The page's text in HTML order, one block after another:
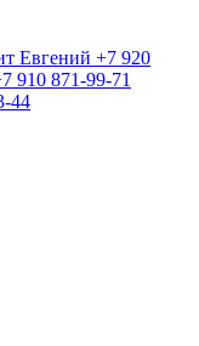
Евгений +7 920
910 871-99-71
44